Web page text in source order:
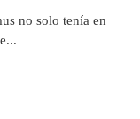
no solo tenía en